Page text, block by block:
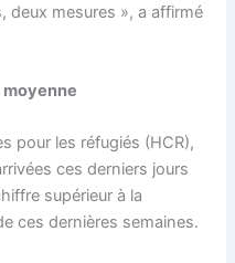
deux mesures », a affirmé
moyenne
pour les réfugiés (HCR),
ces derniers jours
supérieur à la
ces dernières semaines.